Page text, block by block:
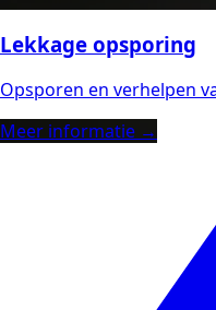
Lekkage opsporing
Opsporen en verhelpen
Meer informatie →